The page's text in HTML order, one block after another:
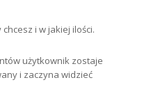
i w jakiej ilości.
użytkownik zostaje
i zaczyna widzieć